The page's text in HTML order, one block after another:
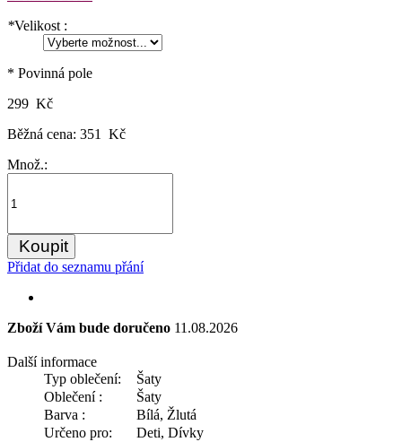
*Velikost :
* Povinná pole
299 Kč
Běžná cena: 351 Kč
Množ.:
Koupit
Přidat do seznamu přání
Zboží Vám bude doručeno 11.08.2026
Další informace
Typ oblečení:
Šaty
Oblečení :
Šaty
Barva :
Bílá, Žlutá
Určeno pro:
Deti, Dívky